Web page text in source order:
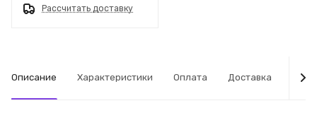
Рассчитать доставку
Описание Характеристики Оплата Доставка